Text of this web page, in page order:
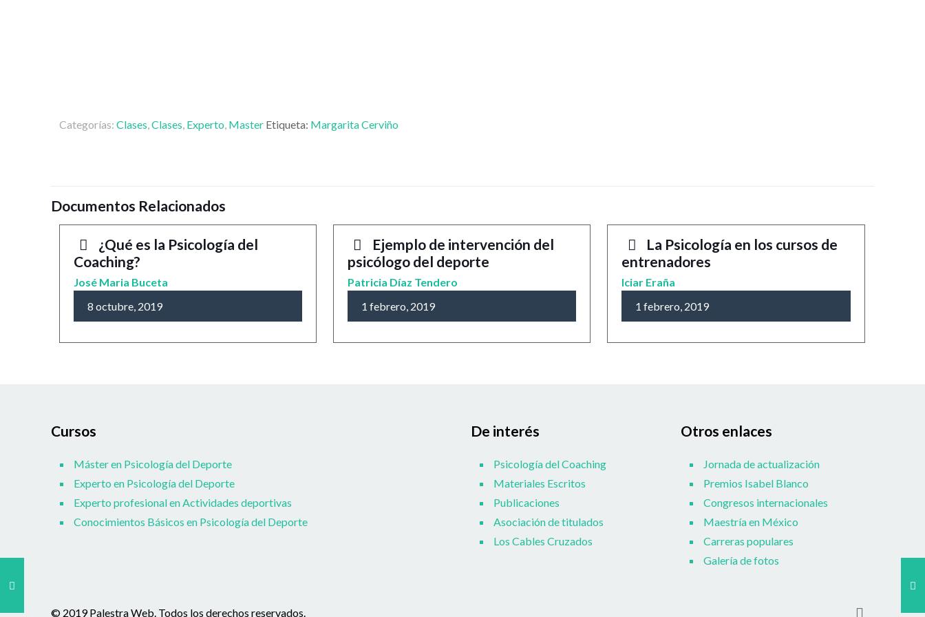
Categorías:Clases,Clases, Experto, Master Etiqueta: Margarita Cerviño
Documentos Relacionados
¿Qué es la Psicología del
Coaching?
José Maria Buceta
8 octubre, 2019
Ejemplo de intervención del
psicólogo del deporte
Patricia Díaz Tendero
1 febrero, 2019
La Psicología en los cursos de
entrenadores
Iciar Eraña
1 febrero, 2019
Cursos
Máster en Psicología del Deporte
Experto en Psicología del Deporte
Experto profesional en Actividades deportivas
Conocimientos Básicos en Psicología del Deporte
De interés
Psicología del Coaching
Materiales Escritos
Publicaciones
Asociación de titulados
Los Cables Cruzados
Otros enlaces
Jornada de actualización
Premios Isabel Blanco
Congresos internacionales
Maestría en México
Carreras populares
Galería de fotos
© 2019 Palestra Web. Todos los derechos reservados.